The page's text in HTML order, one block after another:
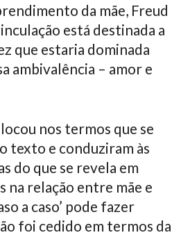
da mãe, Freud
está destinada a
que estaria dominada
ambivalência – amor e
nos termos que se
texto e conduziram às
do que se revela em
na relação entre mãe e
a caso’ pode fazer
foi cedido em termos da